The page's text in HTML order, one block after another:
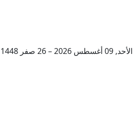
الأحد, 09 أغسطس 2026 – 26 صفر 1448 هـ